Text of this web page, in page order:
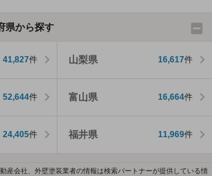
県から探す
41,827件 山梨県 16,617件
52,644件 富山県 16,664件
24,405件 福井県 11,969件
産会社、外壁塗装業者の情報は検索パートナーが提供している情